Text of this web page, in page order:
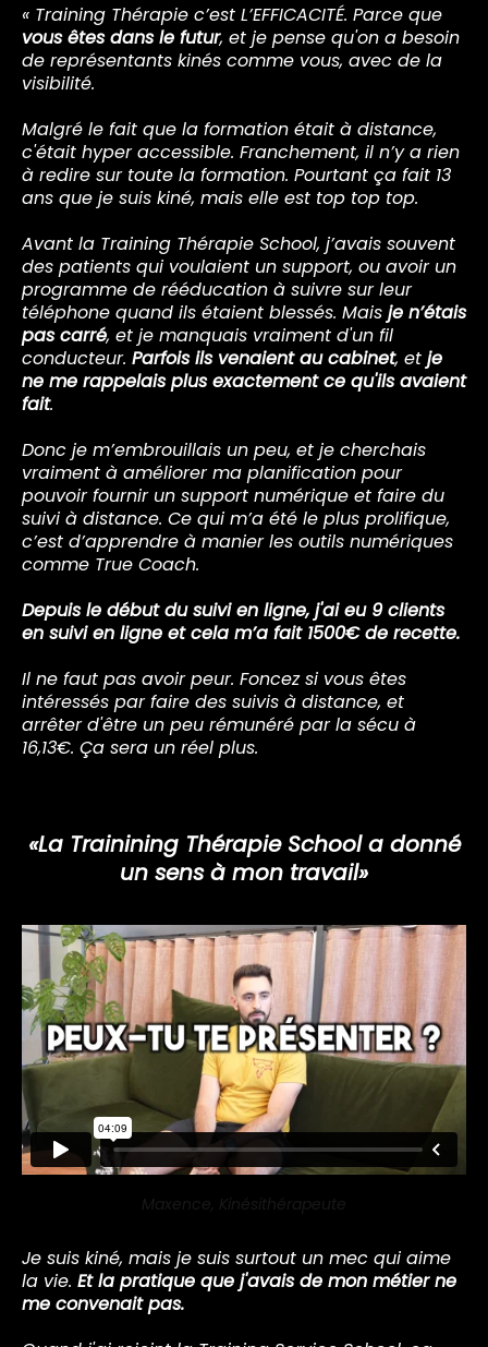
« Training Thérapie c’est L’EFFICACITÉ. Parce que
vous êtes dans le futur, et je pense qu'on a besoin
de représentants kinés comme vous, avec de la
visibilité.
Malgré le fait que la formation était à distance,
c'était hyper accessible. Franchement, il n’y a rien
à redire sur toute la formation. Pourtant ça fait 13
ans que je suis kiné, mais elle est top top top.
Avant la Training Thérapie School, j’avais souvent
des patients qui voulaient un support, ou avoir un
programme de rééducation à suivre sur leur
téléphone quand ils étaient blessés. Mais je n’étais
pas carré, et je manquais vraiment d'un fil
conducteur. Parfois ils venaient au cabinet, et je
ne me rappelais plus exactement ce qu'ils avaient
fait.
Donc je m’embrouillais un peu, et je cherchais
vraiment à améliorer ma planification pour
pouvoir fournir un support numérique et faire du
suivi à distance. Ce qui m’a été le plus prolifique,
c’est d’apprendre à manier les outils numériques
comme True Coach.
Depuis le début du suivi en ligne, j'ai eu 9 clients
en suivi en ligne et cela m’a fait 1500€ de recette.
Il ne faut pas avoir peur. Foncez si vous êtes
intéressés par faire des suivis à distance, et
arrêter d'être un peu rémunéré par la sécu à
16,13€. Ça sera un réel plus.
«La Trainining Thérapie School a donné
un sens à mon travail»
Maxence, Kinésithérapeute
Je suis kiné, mais je suis surtout un mec qui aime
la vie. Et la pratique que j'avais de mon métier ne
me convenait pas.